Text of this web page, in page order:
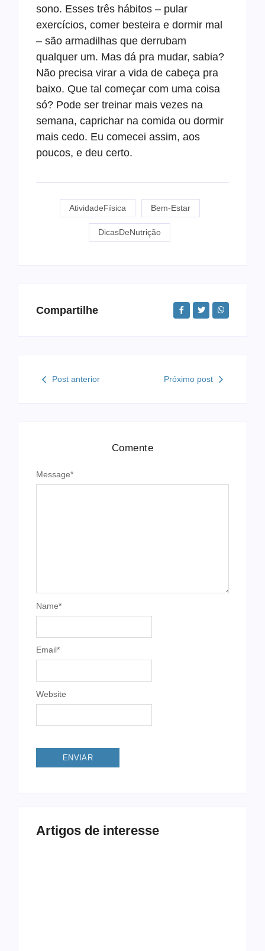
sono. Esses três hábitos – pular
exercícios, comer besteira e dormir mal
– são armadilhas que derrubam
qualquer um. Mas dá pra mudar, sabia?
Não precisa virar a vida de cabeça pra
baixo. Que tal começar com uma coisa
só? Pode ser treinar mais vezes na
semana, caprichar na comida ou dormir
mais cedo. Eu comecei assim, aos
poucos, e deu certo.
AtividadeFísica Bem-Estar
DicasDeNutrição
Compartilhe
Post anterior Próximo post
Comente
Message*
Name*
Email*
Website
Artigos de interesse